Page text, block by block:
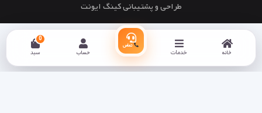
خانه خدمات
تماس
حساب سبد
0
طراحی و پشتیبانی کینگ ایونت